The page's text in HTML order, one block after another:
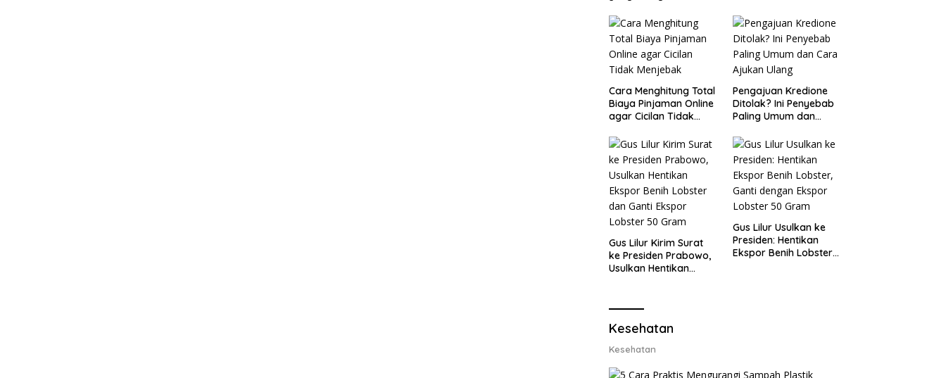
Cara Menghitung Total
Biaya Pinjaman Online
agar Cicilan Tidak
Pengajuan Kredione
Ditolak? Ini Penyebab
Paling Umum dan
Gus Lilur Kirim Surat
ke Presiden Prabowo,
Usulkan Hentikan
Lobster 50 Gram
Gus Lilur Usulkan ke
Presiden: Hentikan
Ekspor Benih Lobster,
Kesehatan
Kesehatan